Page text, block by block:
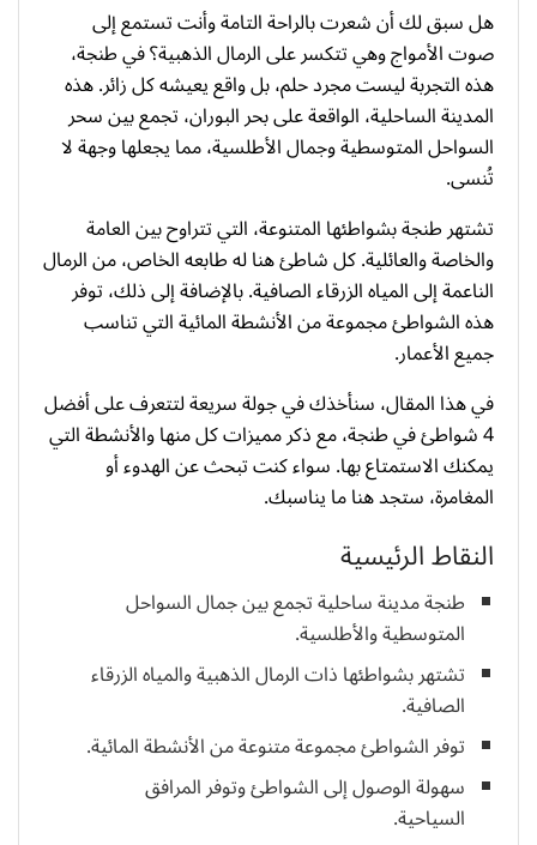
هل سبق لك أن شعرت بالراحة التامة وأنت تستمع إلى
صوت الأمواج وهي تتكسر على الرمال الذهبية؟ في طنجة،
هذه التجربة ليست مجرد حلم، بل واقع يعيشه كل زائر. هذه
المدينة الساحلية، الواقعة على بحر البوران، تجمع بين سحر
السواحل المتوسطية وجمال الأطلسية، مما يجعلها وجهة لا
تُنسى.
تشتهر طنجة بشواطئها المتنوعة، التي تتراوح بين العامة
والخاصة والعائلية. كل شاطئ هنا له طابعه الخاص، من الرمال
الناعمة إلى المياه الزرقاء الصافية. بالإضافة إلى ذلك، توفر
هذه الشواطئ مجموعة من الأنشطة المائية التي تناسب
جميع الأعمار.
في هذا المقال، سنأخذك في جولة سريعة لتتعرف على أفضل
4 شواطئ في طنجة، مع ذكر مميزات كل منها والأنشطة التي
يمكنك الاستمتاع بها. سواء كنت تبحث عن الهدوء أو
المغامرة، ستجد هنا ما يناسبك.
النقاط الرئيسية
طنجة مدينة ساحلية تجمع بين جمال السواحل
المتوسطية والأطلسية.
تشتهر بشواطئها ذات الرمال الذهبية والمياه الزرقاء
الصافية.
توفر الشواطئ مجموعة متنوعة من الأنشطة المائية.
سهولة الوصول إلى الشواطئ وتوفر المرافق
السياحية.